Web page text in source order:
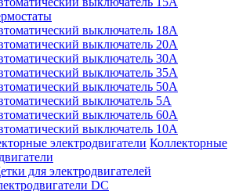
выключатель 18А
выключатель 20А
выключатель 30А
выключатель 35А
выключатель 50А
выключатель 5А
выключатель 60А
выключатель 10А
Коллекторные
для электродвигателей
DC